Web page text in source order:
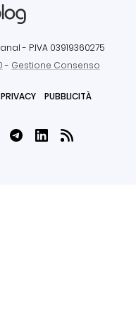
- P.IVA 03919360275
- Gestione Consenso
PRIVACY PUBBLICITÀ